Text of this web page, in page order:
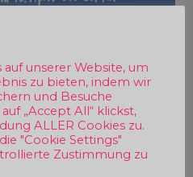
unserer Website, um
zu bieten, indem wir
und Besuche
„Accept All“ klickst,
ALLER Cookies zu.
"Cookie Settings"
Zustimmung zu